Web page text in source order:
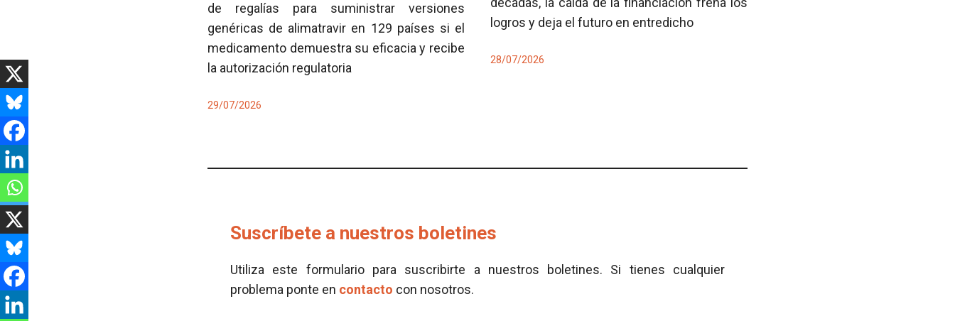
de regalías para suministrar versiones
genéricas de alimatravir en 129 países si el
medicamento demuestra su eficacia y recibe
la autorización regulatoria
29/07/2026
logros y deja el futuro en entredicho
28/07/2026
Suscríbete a nuestros boletines
Utiliza este formulario para suscribirte a nuestros boletines. Si tienes cualquier
problema ponte en contacto con nosotros.